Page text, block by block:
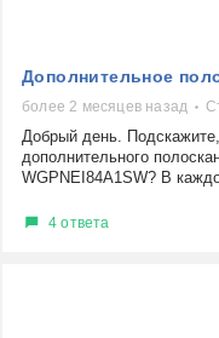
Дополнительное
более 2 месяцев назад
Добрый день.
дополнительного
WGPNEI84A1SW? В
4 ответа